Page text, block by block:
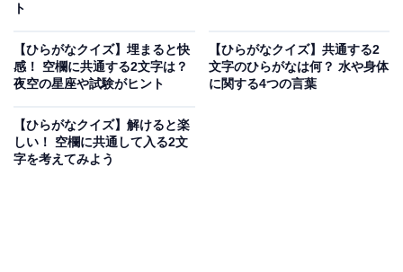
ト
【ひらがなクイズ】埋まると快
感！ 空欄に共通する2文字は？
夜空の星座や試験がヒント
【ひらがなクイズ】共通する2
文字のひらがなは何？ 水や身体
に関する4つの言葉
【ひらがなクイズ】解けると楽
しい！ 空欄に共通して入る2文
字を考えてみよう